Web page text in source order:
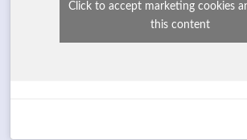
Click to accept marketing cookies
this content